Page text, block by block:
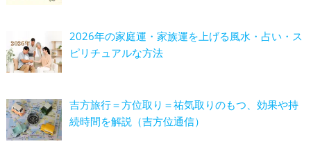
2026年の家庭運・家族運を上げる風水・占い・ス
ピリチュアルな方法
吉方旅行＝方位取り＝祐気取りのもつ、効果や持
続時間を解説（吉方位通信）